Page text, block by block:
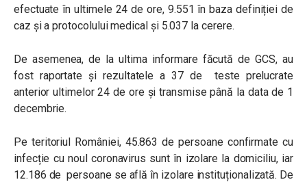
efectuate în ultimele 24 de ore, 9.551 în baza definiției de
caz și a protocolului medical și 5.037 la cerere.
De asemenea, de la ultima informare făcută de GCS, au
fost raportate și rezultatele a 37 de teste prelucrate
anterior ultimelor 24 de ore și transmise până la data de 1
decembrie.
Pe teritoriul României, 45.863 de persoane confirmate cu
infecție cu noul coronavirus sunt în izolare la domiciliu, iar
12.186 de persoane se află în izolare instituționalizată. De